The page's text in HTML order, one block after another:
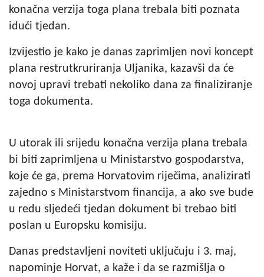
konačna verzija toga plana trebala biti poznata
idući tjedan.
Izvijestio je kako je danas zaprimljen novi koncept
plana restrutkruriranja Uljanika, kazavši da će
novoj upravi trebati nekoliko dana za finaliziranje
toga dokumenta.
U utorak ili srijedu konačna verzija plana trebala
bi biti zaprimljena u Ministarstvo gospodarstva,
koje će ga, prema Horvatovim riječima, analizirati
zajedno s Ministarstvom financija, a ako sve bude
u redu sljedeći tjedan dokument bi trebao biti
poslan u Europsku komisiju.
Danas predstavljeni noviteti uključuju i 3. maj,
napominje Horvat, a kaže i da se razmišlja o